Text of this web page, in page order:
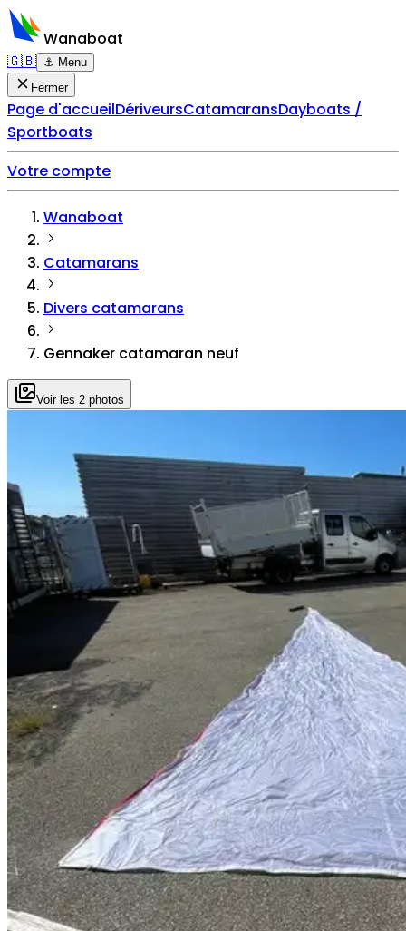
Wanaboat
🇬🇧 ⚓ Menu
Fermer
Page d'accueilDériveursCatamaransDayboats /
Sportboats
Votre compte
Wanaboat
Catamarans
Divers catamarans
Gennaker catamaran neuf
Voir les 2 photos